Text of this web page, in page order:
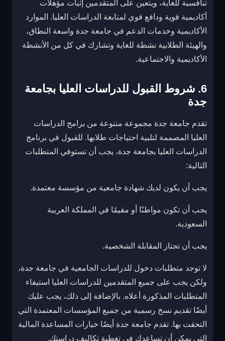
تنافسية للغاية، ويتعين على المتقدمين إثبات مؤهلات
أكاديمية قوية ودافع قوي لمتابعة الدراسات العليا. الموارد
الأكاديمية وخدمات الدعم في جامعة جدة واسعة النطاق،
والهيئة الطلابية نشطة للغاية وتشارك في كل من الأنشطة
الأكاديمية والاجتماعية.
6. شروط القبول للدراسات العليا بجامعة
جدة
تقدم جامعة جدة مجموعة متنوعة من برامج الدراسات
العليا المصممة لتلبية احتياجات طلابها. للقبول في برنامج
الدراسات العليا بجامعة جدة، يجب أن تستوفي المتطلبات
التالية:
يجب أن يكون لديك شهادة جامعية من مؤسسة معتمدة.
يجب أن تكون مواطنًا أو مقيمًا في المملكة العربية
السعودية.
يجب أن تجتاز المقابلة الشخصية.
لا توجد متطلبات دخول للدراسات الجامعية في جامعة جدة،
ولكن يجب على جميع المتقدمين للدراسات العليا استيفاء
المتطلبات المذكورة أعلاه. بالإضافة إلى ذلك، يجب عليك
أيضًا تقديم نسخ رسمية من جميع المؤسسات المعتمدة التي
التحقت بها. تقدم جامعة جدة أيضًا خيارات المساعدة المالية
التي يمكن أن تساعدك في تغطية تكاليف دراستك.